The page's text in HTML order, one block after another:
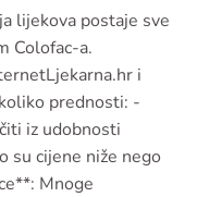
lijekova postaje sve
Colofac-a.
i
prednosti: -
iz udobnosti
su cijene niže nego
Mnoge